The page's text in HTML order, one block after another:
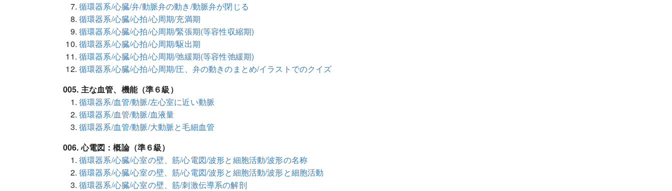
循環器系/心臓/弁/動脈弁の動き/動脈弁が閉じる
循環器系/心臓/心拍/心周期/充満期
循環器系/心臓/心拍/心周期/緊張期(等容性収縮期)
循環器系/心臓/心拍/心周期/駆出期
循環器系/心臓/心拍/心周期/弛緩期(等容性弛緩期)
循環器系/心臓/心拍/心周期/圧、弁の動きのまとめ/イラストでのクイズ
005. 主な血管、機能（準６級）
循環器系/血管/動脈/左心室に近い動脈
循環器系/血管/動脈/血液量
循環器系/血管/動脈/大動脈と毛細血管
006. 心電図：概論（準６級）
循環器系/心臓/心室の壁、筋/心電図/波形と細胞活動/波形の名称
循環器系/心臓/心室の壁、筋/心電図/波形と細胞活動/波形と細胞活動
循環器系/心臓/心室の壁、筋/刺激伝導系の解剖